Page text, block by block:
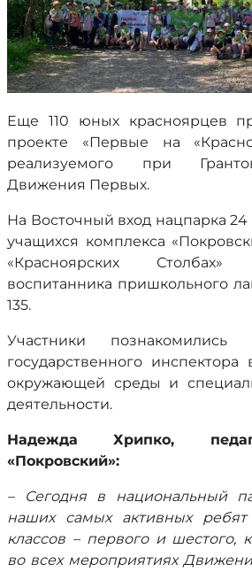
Еще 110 юных красноярцев
проекте «Первые на
реализуемого при
Движения Первых.
На Восточный вход нацпарка
учащихся комплекса
«Красноярских
воспитанника пришкольного
135.
Участники
государственного
окружающей среды и
деятельности.
Надежда Хрипко,
«Покровский»:
– Сегодня в национальный
наших самых активных
классов – первого и шестого,
во всех мероприятиях